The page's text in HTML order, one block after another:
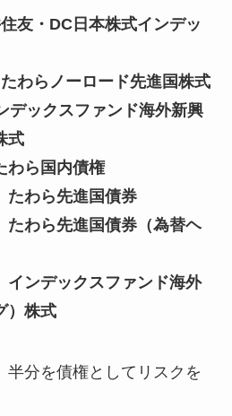
友・DC日本株式インデッ
わらノーロード先進国株式
ックスファンド海外新興
式
ら国内債権
わら先進国債券
わら先進国債券（為替ヘ
ンデックスファンド海外
）株式
半分を債権としてリスクを